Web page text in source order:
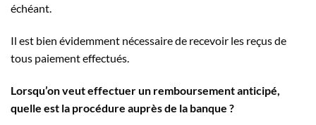
échéant.
Il est bien évidemment nécessaire de recevoir les reçus de
tous paiement effectués.
Lorsqu’on veut effectuer un remboursement anticipé,
quelle est la procédure auprès de la banque ?